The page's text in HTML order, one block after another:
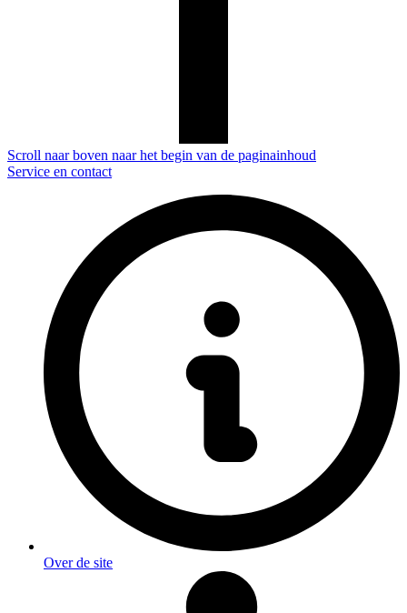
Scroll naar boven naar het begin van de paginainhoud
Service en contact
Over de site